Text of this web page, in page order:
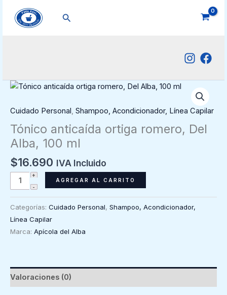
contenido
Buscar
Cuidado Personal, Shampoo, Acondicionador, Línea Capilar
Tónico anticaída ortiga romero, Del
Alba, 100 ml
$16.690 IVA Incluido
Tónico
anticaída
romero,
cantidad
AGREGAR AL CARRITO
Categorías: Cuidado Personal, Shampoo, Acondicionador,
Línea Capilar
Marca: Apícola del Alba
Valoraciones (0)